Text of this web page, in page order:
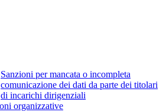
Sanzioni per mancata o incompleta
comunicazione dei dati da parte dei titolari
di incarichi dirigenziali
organizzative